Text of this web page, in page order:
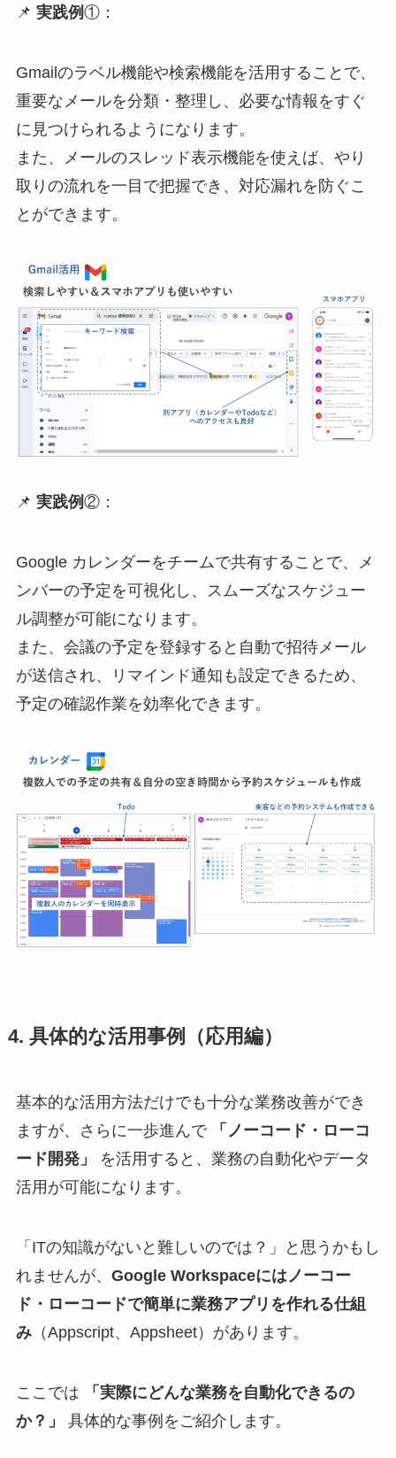
📌 実践例①：
Gmailのラベル機能や検索機能を活用することで、
重要なメールを分類・整理し、必要な情報をすぐ
に見つけられるようになります。
また、メールのスレッド表示機能を使えば、やり
取りの流れを一目で把握でき、対応漏れを防ぐこ
とができます。
📌 実践例②：
Google カレンダーをチームで共有することで、メ
ンバーの予定を可視化し、スムーズなスケジュー
ル調整が可能になります。
また、会議の予定を登録すると自動で招待メール
が送信され、リマインド通知も設定できるため、
予定の確認作業を効率化できます。
4. 具体的な活用事例（応用編）
基本的な活用方法だけでも十分な業務改善ができ
ますが、さらに一歩進んで
「ノーコード・ローコ
ード開発」
を活用すると、業務の自動化やデータ
活用が可能になります。
「ITの知識がないと難しいのでは？」と思うかもし
れませんが、 Google Workspaceにはノーコー
ド・ローコードで簡単に業務アプリを作れる仕組
み（Appscript、Appsheet）があります。
ここでは
「実際にどんな業務を自動化できるの
か？」
具体的な事例をご紹介します。